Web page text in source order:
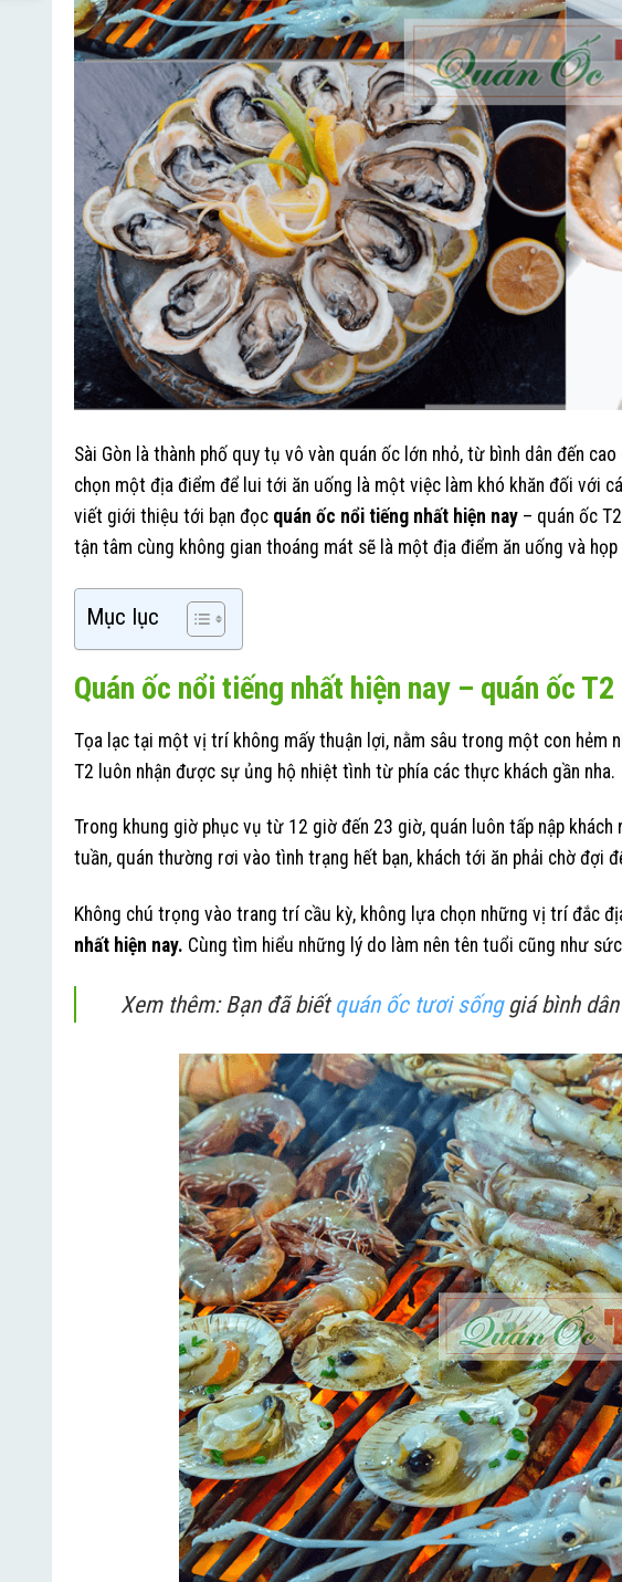
Sài Gòn là thành phố quy tụ vô vàn quán ốc lớn nhỏ, từ bình dân đến
chọn một địa điểm để lui tới ăn uống là một việc làm khó khăn đối với
viết giới thiệu tới bạn đọc quán ốc nổi tiếng nhất hiện nay – quán ốc
tận tâm cùng không gian thoáng mát sẽ là một địa điểm ăn uống và
Mục lục
Quán ốc nổi tiếng nhất hiện nay – quán ốc T2
Tọa lạc tại một vị trí không mấy thuận lợi, nằm sâu trong một con hẻm
T2 luôn nhận được sự ủng hộ nhiệt tình từ phía các thực khách gần nha.
Trong khung giờ phục vụ từ 12 giờ đến 23 giờ, quán luôn tấp nập
tuần, quán thường rơi vào tình trạng hết bạn, khách tới ăn phải chờ đợi
Không chú trọng vào trang trí cầu kỳ, không lựa chọn những vị trí đắc
nhất hiện nay. Cùng tìm hiểu những lý do làm nên tên tuổi cũng như
Xem thêm: Bạn đã biết quán ốc tươi sốnggiá bình